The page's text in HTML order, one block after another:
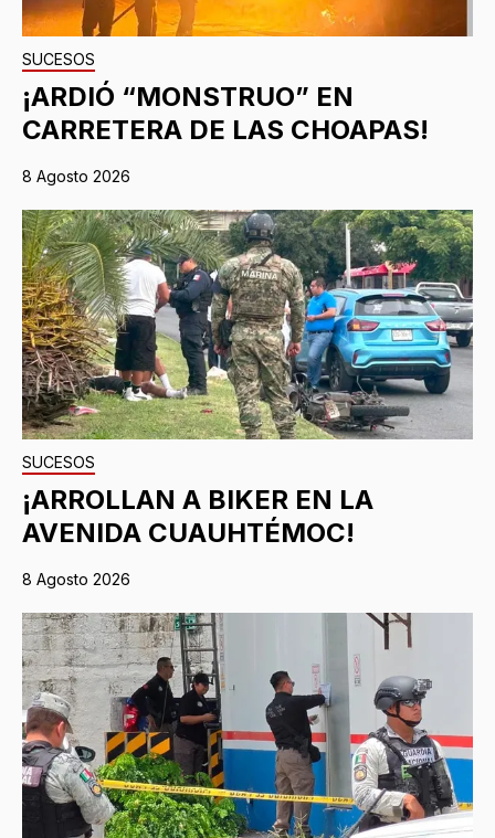
SUCESOS
¡ARDIÓ “MONSTRUO” EN
CARRETERA DE LAS CHOAPAS!
8 Agosto 2026
SUCESOS
¡ARROLLAN A BIKER EN LA
AVENIDA CUAUHTÉMOC!
8 Agosto 2026